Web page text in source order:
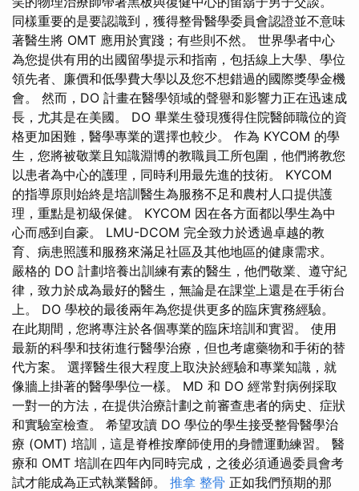
同樣重要的是要認識到，獲得整骨醫學委員會認證並不意味
著醫生將 OMT 應用於實踐；有些則不然。 世界學者中心
為您提供有用的出國留學提示和指南，包括線上大學、學位
領先者、廉價和低學費大學以及您不想錯過的國際獎學金機
會。 然而，DO 計畫在醫學領域的聲譽和影響力正在迅速成
長，尤其是在美國。 DO 畢業生發現獲得住院醫師職位的資
格更加困難，醫學專業的選擇也較少。 作為 KYCOM 的學
生，您將被敬業且知識淵博的教職員工所包圍，他們將教您
以患者為中心的護理，同時利用最先進的技術。 KYCOM
的指導原則始終是培訓醫生為服務不足和農村人口提供護
理，重點是初級保健。 KYCOM 因在各方面都以學生為中
心而感到自豪。 LMU-DCOM 完全致力於透過卓越的教
育、病患照護和服務來滿足社區及其他地區的健康需求。
嚴格的 DO 計劃培養出訓練有素的醫生，他們敬業、遵守紀
律，致力於成為最好的醫生，無論是在課堂上還是在手術台
上。 DO 學校的最後兩年為您提供更多的臨床實務經驗。
在此期間，您將專注於各個專業的臨床培訓和實習。 使用
最新的科學和技術進行醫學治療，但也考慮藥物和手術的替
代方案。 選擇醫生很大程度上取決於經驗和專業知識，就
像牆上掛著的醫學學位一樣。 MD 和 DO 經常對病例採取
一對一的方法，在提供治療計劃之前審查患者的病史、症狀
和實驗室檢查。 希望攻讀 DO 學位的學生接受整骨醫學治
療 (OMT) 培訓，這是脊椎按摩師使用的身體運動練習。 醫
療和 OMT 培訓在四年內同時完成，之後必須通過委員會考
試才能成為正式執業醫師。 推拿 整骨 正如我們預期的那